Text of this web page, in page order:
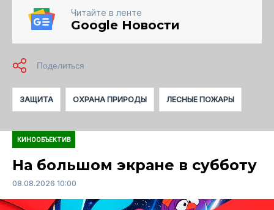
Читайте в ленте
Google Новости
ЗАЩИТА ОХРАНА ПРИРОДЫ ЛЕСНЫЕ ПОЖАРЫ
КИНООБЪЕКТИВ
На большом экране в субботу
08.08.2026 10:00